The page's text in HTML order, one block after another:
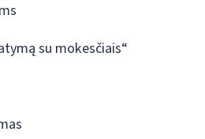
su mokesčiais“